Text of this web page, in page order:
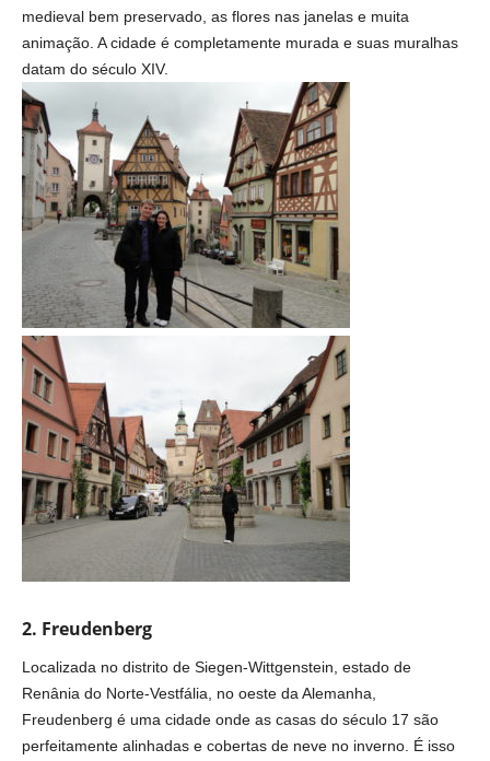
medieval bem preservado, as flores nas janelas e muita
animação. A cidade é completamente murada e suas muralhas
datam do século XIV.
2. Freudenberg
Localizada no distrito de Siegen-Wittgenstein, estado de
Renânia do Norte-Vestfália, no oeste da Alemanha,
Freudenberg é uma cidade onde as casas do século 17 são
perfeitamente alinhadas e cobertas de neve no inverno. É isso